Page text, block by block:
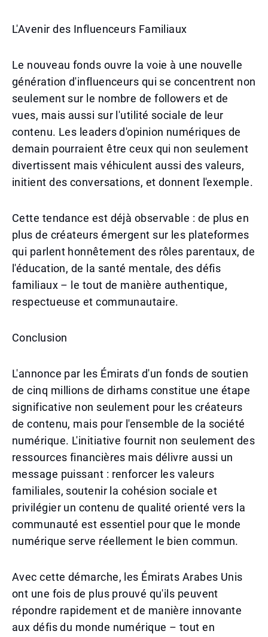
L'Avenir des Influenceurs Familiaux
Le nouveau fonds ouvre la voie à une nouvelle
génération d'influenceurs qui se concentrent non
seulement sur le nombre de followers et de
vues, mais aussi sur l'utilité sociale de leur
contenu. Les leaders d'opinion numériques de
demain pourraient être ceux qui non seulement
divertissent mais véhiculent aussi des valeurs,
initient des conversations, et donnent l'exemple.
Cette tendance est déjà observable : de plus en
plus de créateurs émergent sur les plateformes
qui parlent honnêtement des rôles parentaux, de
l'éducation, de la santé mentale, des défis
familiaux – le tout de manière authentique,
respectueuse et communautaire.
Conclusion
L'annonce par les Émirats d'un fonds de soutien
de cinq millions de dirhams constitue une étape
significative non seulement pour les créateurs
de contenu, mais pour l'ensemble de la société
numérique. L'initiative fournit non seulement des
ressources financières mais délivre aussi un
message puissant : renforcer les valeurs
familiales, soutenir la cohésion sociale et
privilégier un contenu de qualité orienté vers la
communauté est essentiel pour que le monde
numérique serve réellement le bien commun.
Avec cette démarche, les Émirats Arabes Unis
ont une fois de plus prouvé qu'ils peuvent
répondre rapidement et de manière innovante
aux défis du monde numérique – tout en